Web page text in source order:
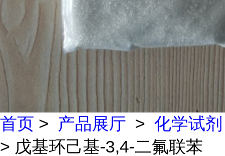
首页 > 产品展厅 > 化学试剂
> 戊基环己基-3,4-二氟联苯